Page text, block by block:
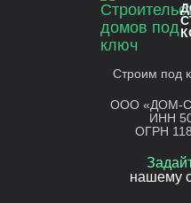
Строим под
ООО «ДОМ-
ИНН
ОГРН
нашему